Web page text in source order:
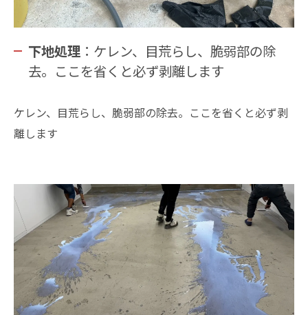
下地処理 ：ケレン、目荒らし、脆弱部の除
去。ここを省くと必ず剥離します
ケレン、目荒らし、脆弱部の除去。ここを省くと必ず剥
離します